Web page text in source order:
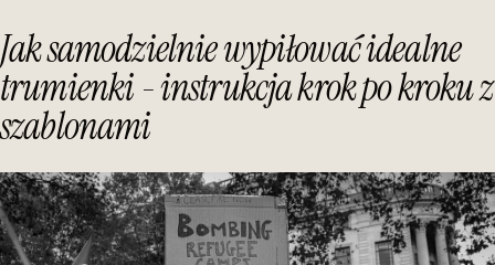
Jak samodzielnie wypiłować idealne
trumienki - instrukcja krok po kroku z
szablonami